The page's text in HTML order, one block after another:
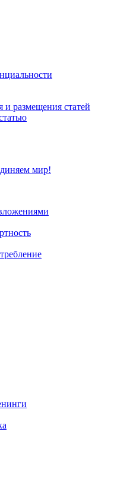
и размещения статей
мир!